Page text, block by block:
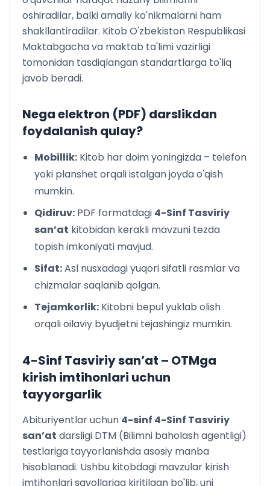
oshiradilar, balki amaliy ko'nikmalarni ham
shakllantiradilar. Kitob O'zbekiston Respublikasi
Maktabgacha va maktab ta'limi vazirligi
tomonidan tasdiqlangan standartlarga to'liq
javob beradi.
Nega elektron (PDF) darslikdan
foydalanish qulay?
Mobillik: Kitob har doim yoningizda – telefon
yoki planshet orqali istalgan joyda o'qish
mumkin.
Qidiruv: PDF formatdagi 4-Sinf Tasviriy
san’at kitobidan kerakli mavzuni tezda
topish imkoniyati mavjud.
Sifat:Asl nusxadagi yuqori sifatli rasmlar va
chizmalar saqlanib qolgan.
Tejamkorlik: Kitobni bepul yuklab olish
orqali oilaviy byudjetni tejashingiz mumkin.
4-Sinf Tasviriy san’at – OTMga
kirish imtihonlari uchun
tayyorgarlik
Abituriyentlar uchun 4-sinf 4-Sinf Tasviriy
san’at darsligi DTM (Bilimni baholash agentligi)
testlariga tayyorlanishda asosiy manba
hisoblanadi. Ushbu kitobdagi mavzular kirish
imtihonlari savollariga kiritilgan bo'lib, uni